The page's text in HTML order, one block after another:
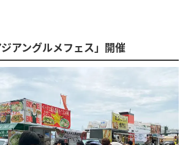
アングルメフェス」開催